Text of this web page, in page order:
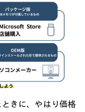
きに、やはり価格